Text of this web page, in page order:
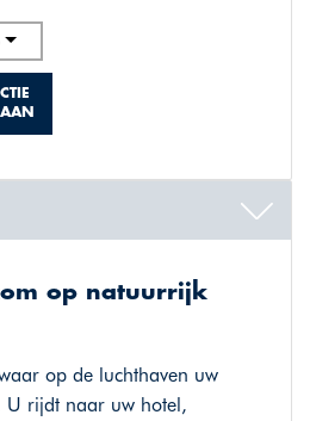
superior
op natuurrijk
op de luchthaven uw
U rijdt naar uw hotel,